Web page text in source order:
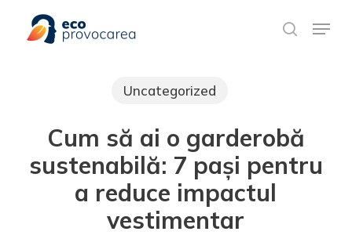
search
Meniu rapid
Uncategorized
Cum să ai o garderobă
sustenabilă: 7 pași pentru
a reduce impactul
vestimentar